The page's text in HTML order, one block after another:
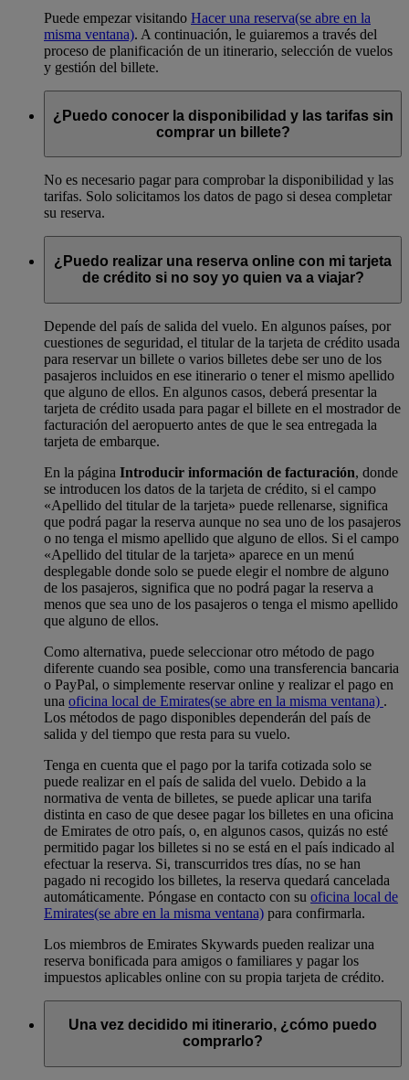
Puede empezar visitando Hacer una reserva(se abre en la
misma ventana). A continuación, le guiaremos a través del
proceso de planificación de un itinerario, selección de vuelos
y gestión del billete.
¿Puedo conocer la disponibilidad y las tarifas sin
comprar un billete?
No es necesario pagar para comprobar la disponibilidad y las
tarifas. Solo solicitamos los datos de pago si desea completar
su reserva.
¿Puedo realizar una reserva online con mi tarjeta
de crédito si no soy yo quien va a viajar?
Depende del país de salida del vuelo. En algunos países, por
cuestiones de seguridad, el titular de la tarjeta de crédito usada
para reservar un billete o varios billetes debe ser uno de los
pasajeros incluidos en ese itinerario o tener el mismo apellido
que alguno de ellos. En algunos casos, deberá presentar la
tarjeta de crédito usada para pagar el billete en el mostrador de
facturación del aeropuerto antes de que le sea entregada la
tarjeta de embarque.
En la página Introducir información de facturación, donde
se introducen los datos de la tarjeta de crédito, si el campo
«Apellido del titular de la tarjeta» puede rellenarse, significa
que podrá pagar la reserva aunque no sea uno de los pasajeros
o no tenga el mismo apellido que alguno de ellos. Si el campo
«Apellido del titular de la tarjeta» aparece en un menú
desplegable donde solo se puede elegir el nombre de alguno
de los pasajeros, significa que no podrá pagar la reserva a
menos que sea uno de los pasajeros o tenga el mismo apellido
que alguno de ellos.
Como alternativa, puede seleccionar otro método de pago
diferente cuando sea posible, como una transferencia bancaria
o PayPal, o simplemente reservar online y realizar el pago en
una oficina local de Emirates(se abre en la misma ventana) .
Los métodos de pago disponibles dependerán del país de
salida y del tiempo que resta para su vuelo.
Tenga en cuenta que el pago por la tarifa cotizada solo se
puede realizar en el país de salida del vuelo. Debido a la
normativa de venta de billetes, se puede aplicar una tarifa
distinta en caso de que desee pagar los billetes en una oficina
de Emirates de otro país, o, en algunos casos, quizás no esté
permitido pagar los billetes si no se está en el país indicado al
efectuar la reserva. Si, transcurridos tres días, no se han
pagado ni recogido los billetes, la reserva quedará cancelada
automáticamente. Póngase en contacto con su oficina local de
Emirates(se abre en la misma ventana) para confirmarla.
Los miembros de Emirates Skywards pueden realizar una
reserva bonificada para amigos o familiares y pagar los
impuestos aplicables online con su propia tarjeta de crédito.
Una vez decidido mi itinerario, ¿cómo puedo
comprarlo?